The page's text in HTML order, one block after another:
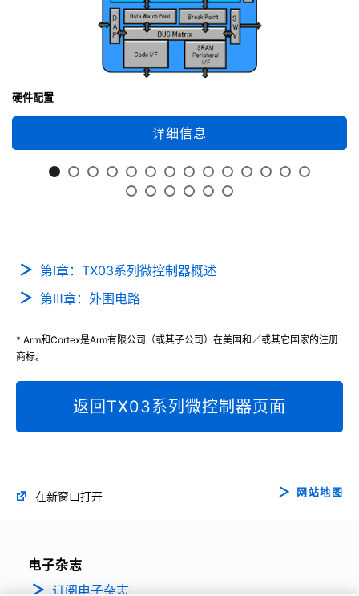
硬件配置
详细信息
第Ⅰ章：TX03系列微控制器概述
第Ⅲ章：外围电路
* Arm和Cortex是Arm有限公司（或其子公司）在美国和／或其它国家的注册
商标。
返回TX03系列微控制器页面
在新窗口打开 网站地图
电子杂志
订阅电子杂志